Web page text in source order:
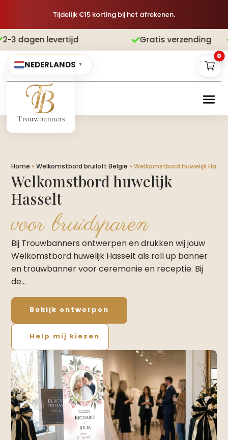
Tijdelijk €15 korting bij het afrekenen.
Gratis verzending Achteraf betalen
NEDERLANDS ▼
0
Home »Welkomstbord bruiloft België »Welkomstbord huwelijk
Welkomstbord huwelijk
Hasselt
voor bruidsparen
Bij Trouwbanners ontwerpen en drukken wij jouw
Welkomstbord huwelijk Hasselt als roll up banner
en trouwbanner voor ceremonie en receptie. Bij
de…
Bekijk ontwerpen
Help mij kiezen